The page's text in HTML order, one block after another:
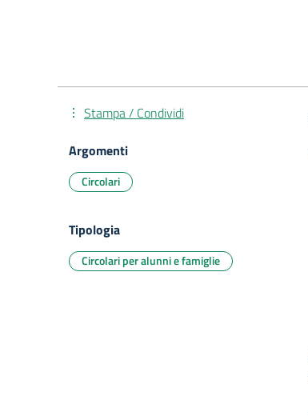
Stampa / Condividi
Argomenti
Circolari
Tipologia
Circolari per alunni e famiglie